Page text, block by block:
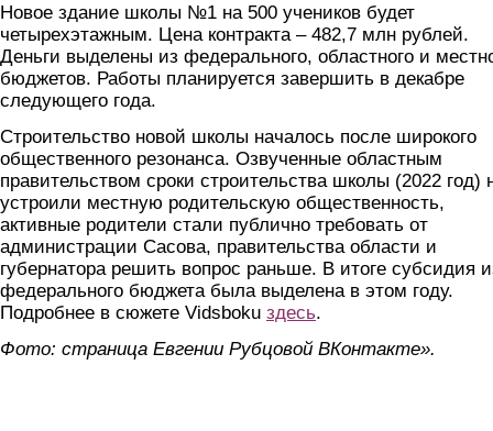
Новое здание школы №1 на 500 учеников будет
четырехэтажным. Цена контракта – 482,7 млн рублей.
Деньги выделены из федерального, областного и
бюджетов. Работы планируется завершить в декабре
следующего года.
Строительство новой школы началось после широкого
общественного резонанса. Озвученные областным
правительством сроки строительства школы (2022 год)
устроили местную родительскую общественность,
активные родители стали публично требовать от
администрации Сасова, правительства области и
губернатора решить вопрос раньше. В итоге субсидия
федерального бюджета была выделена в этом году.
Подробнее в сюжете Vidsboku здесь.
Фото: страница Евгении Рубцовой ВКонтакте».